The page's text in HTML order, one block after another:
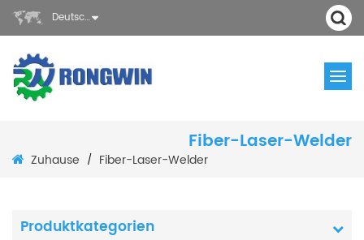
Deutsch
Fiber-Laser-Welder
Zuhause / Fiber-Laser-Welder
Produktkategorien